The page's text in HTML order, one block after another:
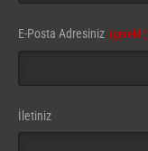
E-Posta Adresiniz (gerekli)
Business
Email (gerekli)
İletiniz